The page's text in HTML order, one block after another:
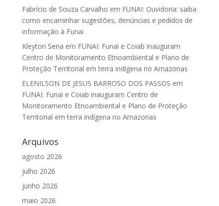
Fabrício de Souza Carvalho em FUNAI: Ouvidoria: saiba
como encaminhar sugestões, denúncias e pedidos de
informação à Funai
Kleyton Sena em FUNAI: Funai e Coiab inauguram
Centro de Monitoramento Etnoambiental e Plano de
Proteção Territorial em terra indígena no Amazonas
ELENILSON DE JESUS BARROSO DOS PASSOS em
FUNAI: Funai e Coiab inauguram Centro de
Monitoramento Etnoambiental e Plano de Proteção
Territorial em terra indígena no Amazonas
Arquivos
agosto 2026
julho 2026
junho 2026
maio 2026